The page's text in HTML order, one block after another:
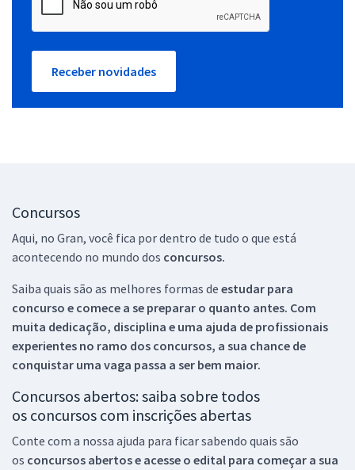
Receber novidades
Concursos
Aqui, no Gran, você fica por dentro de tudo o que está
acontecendo no mundo dos concursos.
Saiba quais são as melhores formas de estudar para
concurso e comece a se preparar o quanto antes. Com
muita dedicação, disciplina e uma ajuda de profissionais
experientes no ramo dos concursos, a sua chance de
conquistar uma vaga passa a ser bem maior.
Concursos abertos: saiba sobre todos
os concursos com inscrições abertas
Conte com a nossa ajuda para ficar sabendo quais são
os concursos abertos e acesse o edital para começar a sua